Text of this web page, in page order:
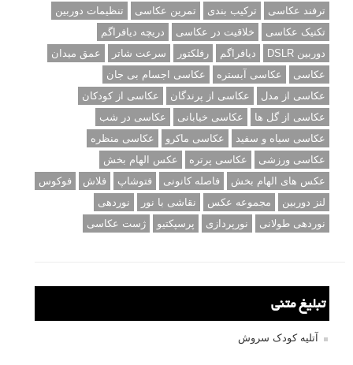
ترفند عکاسی ترکیب بندی تمرین عکاسی
تنظیمات دوربین
تکنیک عکاسی
خلاقیت در عکاسی
دریچه دیافراگم
دوربین DSLR
دیافراگم رفلکتور سرعت شاتر
عمق میدان
عکاسی
عکاسی آبستره
عکاسی اجسام بی جان
عکاسی از مدل
عکاسی از پرندگان
عکاسی از کودکان
عکاسی از گل ها
عکاسی خیابانی
عکاسی در شب
عکاسی سیاه و سفید
عکاسی ماکرو
عکاسی منظره
عکاسی ورزشی
عکاسی پرتره
عکس الهام بخش
عکس های الهام بخش
فاصله کانونی فتوشاپ فلاش
فوکوس
لنز دوربین
مجموعه عکس نقاشی با نور
نوردهی
نوردهی طولانی
نورپردازی پرسپکتیو ژست عکاسی
تبلیغ متنی
آتلیه کودک سروش